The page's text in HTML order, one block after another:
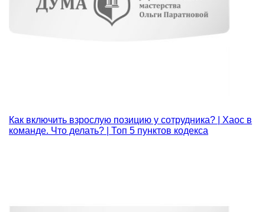
Как включить взрослую позицию у сотрудника? | Хаос в
команде. Что делать? | Топ 5 пунктов кодекса